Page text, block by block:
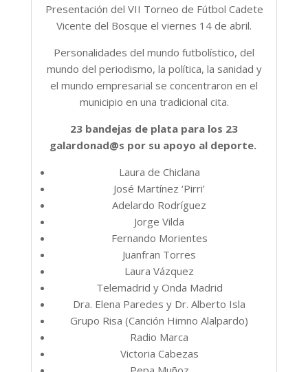
Presentación del VII Torneo de Fútbol Cadete
Vicente del Bosque el viernes 14 de abril.
Personalidades del mundo futbolístico, del
mundo del periodismo, la política, la sanidad y
el mundo empresarial se concentraron en el
municipio en una tradicional cita.
23 bandejas de plata para los 23
galardonad@s por su apoyo al deporte.
Laura de Chiclana
José Martínez ‘Pirri’
Adelardo Rodríguez
Jorge Vilda
Fernando Morientes
Juanfran Torres
Laura Vázquez
Telemadrid y Onda Madrid
Dra. Elena Paredes y Dr. Alberto Isla
Grupo Risa (Canción Himno Alalpardo)
Radio Marca
Victoria Cabezas